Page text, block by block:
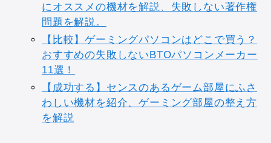
にオススメの機材を解説、失敗しない著作権
問題を解説。
【比較】ゲーミングパソコンはどこで買う？
おすすめの失敗しないBTOパソコンメーカー
11選！
【成功する】センスのあるゲーム部屋にふさ
わしい機材を紹介、ゲーミング部屋の整え方
を解説